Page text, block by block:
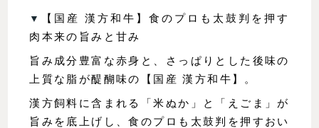
▼
【国産 漢方和牛】食のプロも太鼓判を押す
肉本来の旨みと甘み
旨み成分豊富な赤身と、さっぱりとした後味の
上質な脂が醍醐味の【国産 漢方和牛】。
漢方飼料に含まれる「米ぬか」と「えごま」が
旨みを底上げし、食のプロも太鼓判を押すおい